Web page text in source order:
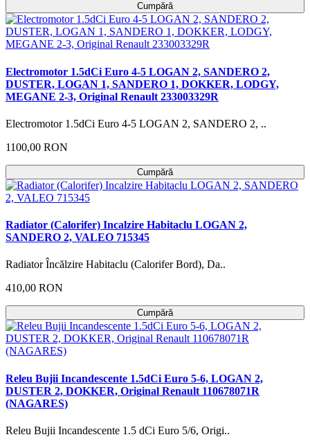
Cumpără
Electromotor 1.5dCi Euro 4-5 LOGAN 2, SANDERO 2,
DUSTER, LOGAN 1, SANDERO 1, DOKKER, LODGY,
MEGANE 2-3, Original Renault 233003329R
Electromotor 1.5dCi Euro 4-5 LOGAN 2, SANDERO 2, ..
1100,00 RON
Cumpără
Radiator (Calorifer) Incalzire Habitaclu LOGAN 2,
SANDERO 2, VALEO 715345
Radiator Încălzire Habitaclu (Calorifer Bord), Da..
410,00 RON
Cumpără
Releu Bujii Incandescente 1.5dCi Euro 5-6, LOGAN 2,
DUSTER 2, DOKKER, Original Renault 110678071R
(NAGARES)
Releu Bujii Incandescente 1.5 dCi Euro 5/6, Origi..